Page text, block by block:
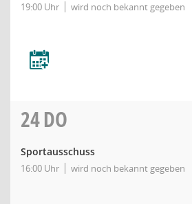
19:00 Uhr wird noch bekannt gegeben
24DO
Sportausschuss
16:00 Uhr wird noch bekannt gegeben